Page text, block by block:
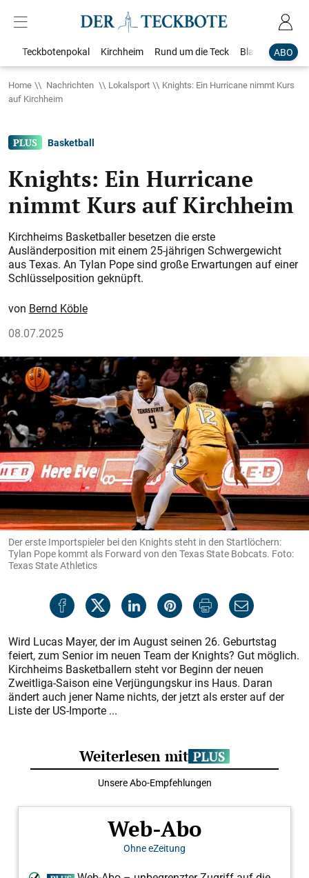
ABO
Teckbotenpokal Kirchheim Rund um die Teck Blaulicht
Home Nachrichten Lokalsport
Knights: Ein Hurricane nimmt Kurs
auf Kirchheim
Basketball
Knights: Ein Hurricane
nimmt Kurs auf Kirchheim
Kirchheims Basketballer besetzen die erste
Ausländerposition mit einem 25-jährigen Schwergewicht
aus Texas. An Tylan Pope sind große Erwartungen auf einer
Schlüsselposition geknüpft.
Bernd Köble
08.07.2025
Der erste Importspieler bei den Knights steht in den Startlöchern:
Tylan Pope kommt als Forward von den Texas State Bobcats. Foto:
Texas State Athletics
Wird Lucas Mayer, der im August seinen 26. Geburtstag
feiert, zum Senior im neuen Team der Knights? Gut möglich.
Kirchheims Basketballern steht vor Beginn der neuen
Zweitliga-Saison eine Verjüngungskur ins Haus. Daran
ändert auch jener Name nichts, der jetzt als erster auf der
Liste der US-Importe ...